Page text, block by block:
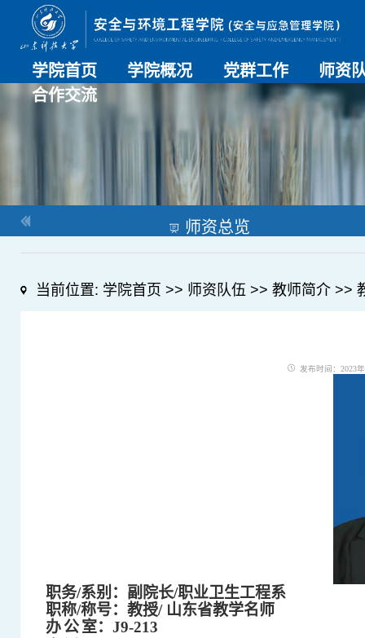
学院首页 学院概况 党群工作 师资
师资总
导师名
教师简
合作交流
师资总览
当前位置: 学院首页 >> 师资队伍 >> 教师简介>>
发布时间：2023
职务/系别：副院长/职业卫生工程系
职称/称号：教授/ 山东省教学名师
办 公 室： J9-213